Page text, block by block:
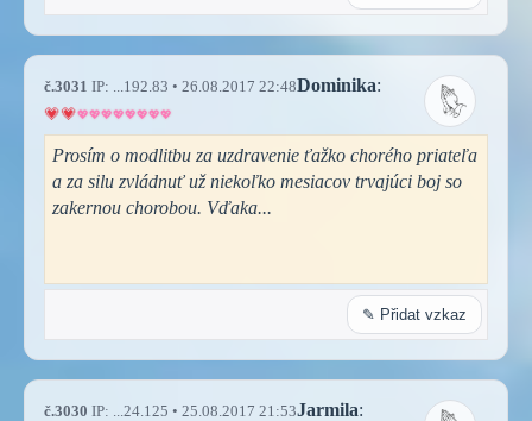
č.3031 IP: ...192.83 • 26.08.2017 22:48Dominika:
Prosím o modlitbu za uzdravenie ťažko chorého priateľa
a za silu zvládnuť už niekoľko mesiacov trvajúci boj so
zakernou chorobou. Vďaka...
✎ Přidat vzkaz
č.3030 IP: ...24.125 • 25.08.2017 21:53Jarmila: